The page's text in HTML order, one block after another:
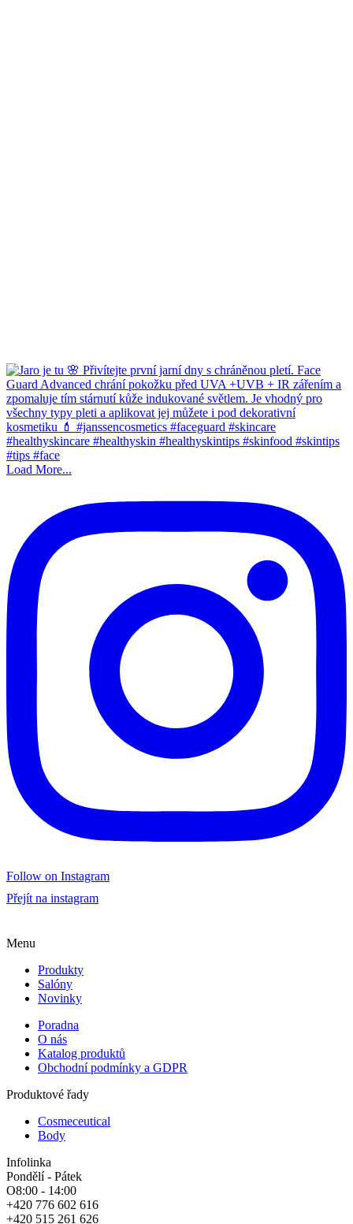
Load More...
Follow on Instagram
Přejít na instagram
Menu
Produkty
Salóny
Novinky
Poradna
O nás
Katalog produktů
Obchodní podmínky a GDPR
Produktové řady
Cosmeceutical
Body
Infolinka
Pondělí - Pátek
O8:00 - 14:00
+420 776 602 616
+420 515 261 626